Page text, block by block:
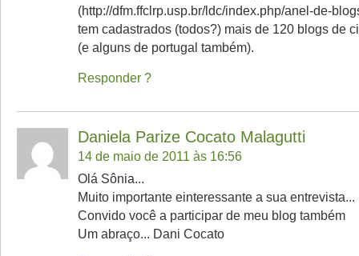
(http://dfm.ffclrp.usp.br/ldc/index.php/anel-de-
tem cadastrados (todos?) mais de 120 blogs de
(e alguns de portugal também).
Responder
Daniela Parize Cocato Malagutti
14 de maio de 2011 às 16:56
Olá Sônia...
Muito importante einteressante a sua entrevista...
Convido você a participar de meu blog também
Um abraço... Dani Cocato